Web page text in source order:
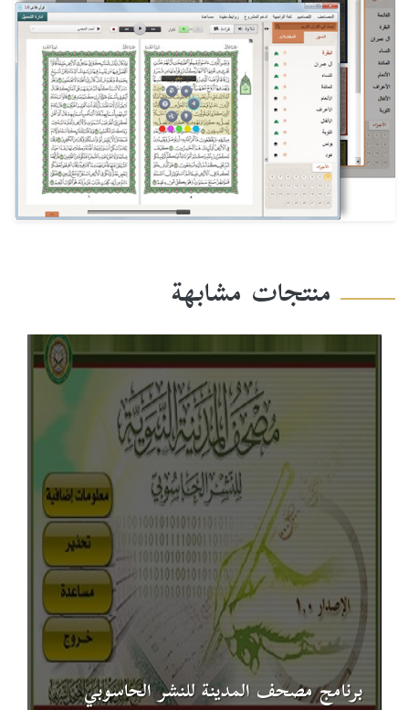
منتجات مشابهة
برنامج مصحف المدينة للنشر الحاسوبي